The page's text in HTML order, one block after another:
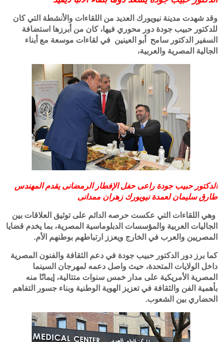
وقد شهدت مدينة نيويورك العديد من اللقاءات والأنشطة التي كان
للدكتور حبيب جودة دور محوري فيها، كان من أبرزها استضافة
السفير الدكتور سامح أبو العينين في لقاءات موسعة مع أبناء
الجالية المصرية والعربية،
الدكتور حبيب جودة راعى حفل الإفطار الرمضانى يقدم المهندس
طارق سليمان لعمدة نيويورك زهران ممدانى
وهي اللقاءات التي عكست حرصه الدائم على توثيق العلاقات بين
الجاليات العربية والمؤسسات الدبلوماسية المصرية، بما يخدم قضايا
المصريين والعرب في الخارج ويعزز ارتباطهم بوطنهم الأم.
كما برز دور الدكتور حبيب جودة في دعم الثقافة والفنون المصرية
داخل الولايات المتحدة، حيث واصل دعمه لمهرجان السينما
المصرية الأمريكية على مدار خمس سنوات متتالية، إيمانًا منه
بأهمية الفن والثقافة في تعزيز الهوية الوطنية وبناء جسور التفاهم
الحضاري بين الشعوب.